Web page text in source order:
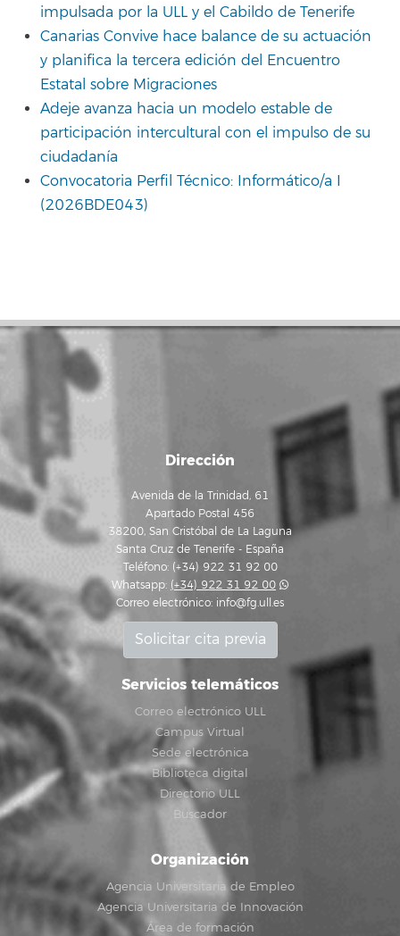
impulsada por la ULL y el Cabildo de Tenerife
Canarias Convive hace balance de su actuación
y planifica la tercera edición del Encuentro
Estatal sobre Migraciones
Adeje avanza hacia un modelo estable de
participación intercultural con el impulso de su
ciudadanía
Convocatoria Perfil Técnico: Informático/a I
(2026BDE043)
Dirección
Avenida de la Trinidad, 61
Apartado Postal 456
38200, San Cristóbal de La Laguna
Santa Cruz de Tenerife - España
Teléfono: (+34) 922 31 92 00
Whatsapp: (+34) 922 31 92 00
Correo electrónico: info@fg.ull.es
Solicitar cita previa
Servicios telemáticos
Correo electrónico ULL
Campus Virtual
Sede electrónica
Biblioteca digital
Directorio ULL
Buscador
Organización
Agencia Universitaria de Empleo
Agencia Universitaria de Innovación
Área de formación